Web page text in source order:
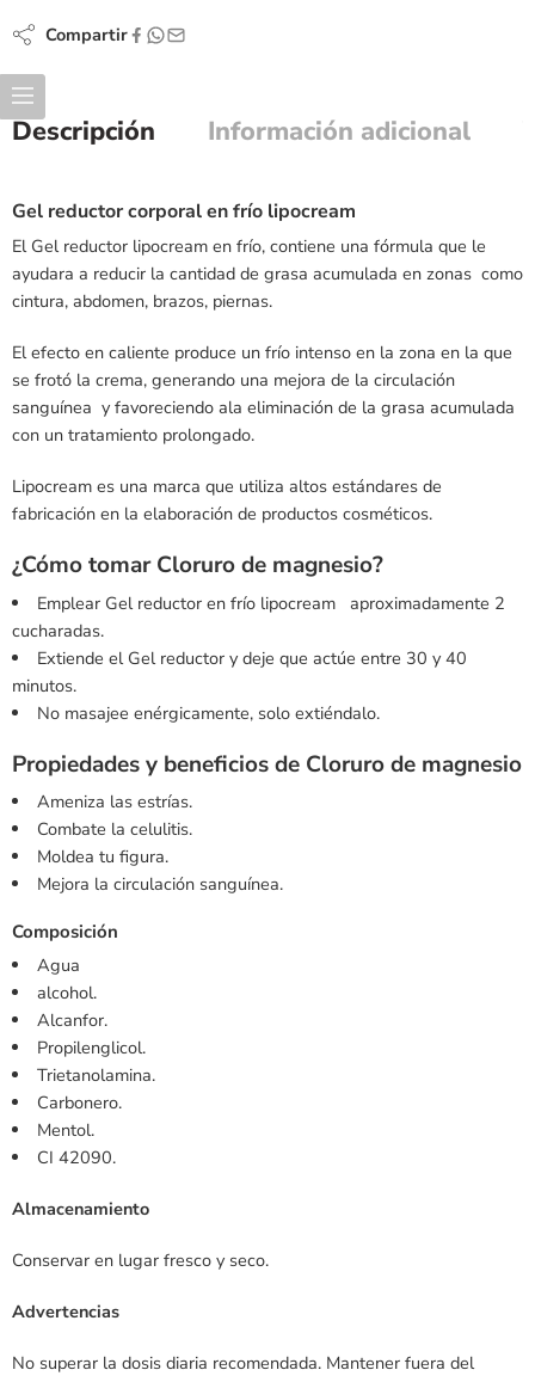
Compartir
Descripción Información adicional
Gel reductor corporal en frío lipocream
El Gel reductor lipocream en frío, contiene una fórmula que le
ayudara a reducir la cantidad de grasa acumulada en zonas como
cintura, abdomen, brazos, piernas.
El efecto en caliente produce un frío intenso en la zona en la que
se frotó la crema, generando una mejora de la circulación
sanguínea y favoreciendo ala eliminación de la grasa acumulada
con un tratamiento prolongado.
Lipocream es una marca que utiliza altos estándares de
fabricación en la elaboración de productos cosméticos.
¿Cómo tomar Cloruro de magnesio?
Emplear Gel reductor en frío lipocream aproximadamente 2
cucharadas.
Extiende el Gel reductor y deje que actúe entre 30 y 40
minutos.
No masajee enérgicamente, solo extiéndalo.
Propiedades y beneficios de Cloruro de magnesio
Ameniza las estrías.
Combate la celulitis.
Moldea tu figura.
Mejora la circulación sanguínea.
Composición
Agua
alcohol.
Alcanfor.
Propilenglicol.
Trietanolamina.
Carbonero.
Mentol.
CI 42090.
Almacenamiento
Conservar en lugar fresco y seco.
Advertencias
No superar la dosis diaria recomendada. Mantener fuera del